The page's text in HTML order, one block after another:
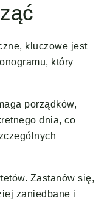
kluczowe jest
który
porządków,
dnia, co
Zastanów się,
zaniedbane i